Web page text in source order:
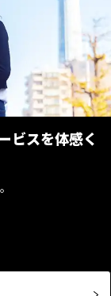
ビスを体感く